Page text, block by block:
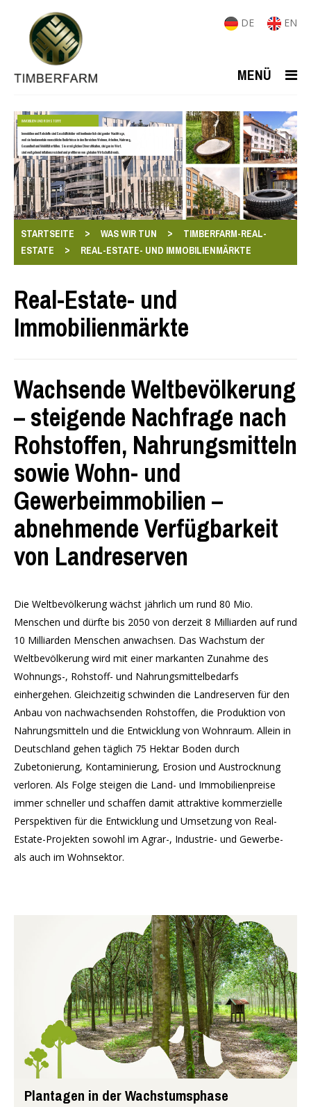
DE EN
MENÜ
IMMOBILIEN UND ROHSTOFFE
Immobilien und Rohstoffe sind Geschäftsfelder mit kontinuierlich steigender Nachfrage,
weil sie fundamentale menschliche Bedürfnisse in den Bereichen Wohnen, Arbeiten, Nahrung,
Gesundheit und Mobilität erfüllen. Sie ermöglichen Diversifikation, steigen im Wert,
sind weitgehend inflationsresistent und profitieren von globalen Wirtschaftstrends.
STARTSEITE > WAS WIR TUN >
TIMBERFARM-REAL-
ESTATE
> REAL-ESTATE- UND IMMOBILIENMÄRKTE
Real-Estate- und
Immobilienmärkte
Wachsende Weltbevölkerung
– steigende Nachfrage nach
Rohstoffen, Nahrungsmitteln
sowie Wohn- und
Gewerbeimmobilien –
abnehmende Verfügbarkeit
von Landreserven
Die Weltbevölkerung wächst jährlich um rund 80 Mio.
Menschen und dürfte bis 2050 von derzeit 8 Milliarden auf rund
10 Milliarden Menschen anwachsen. Das Wachstum der
Weltbevölkerung wird mit einer markanten Zunahme des
Wohnungs-, Rohstoff- und Nahrungsmittelbedarfs
einhergehen. Gleichzeitig schwinden die Landreserven für den
Anbau von nachwachsenden Rohstoffen, die Produktion von
Nahrungsmitteln und die Entwicklung von Wohnraum. Allein in
Deutschland gehen täglich 75 Hektar Boden durch
Zubetonierung, Kontaminierung, Erosion und Austrocknung
verloren. Als Folge steigen die Land- und Immobilienpreise
immer schneller und schaffen damit attraktive kommerzielle
Perspektiven für die Entwicklung und Umsetzung von Real-
Estate-Projekten sowohl im Agrar-, Industrie- und Gewerbe-
als auch im Wohnsektor.
Plantagen in der Wachstumsphase